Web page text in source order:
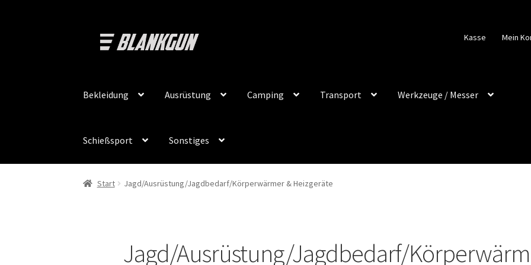
Navigation
Zum
Inhalt
Kasse Mein
Bekleidung Ausrüstung Camping Transport Werkzeuge / Messer
Schießsport Sonstiges
Start Jagd/Ausrüstung/Jagdbedarf/Körperwärmer & Heizgeräte
Jagd/Ausrüstung/Jagdbedarf/